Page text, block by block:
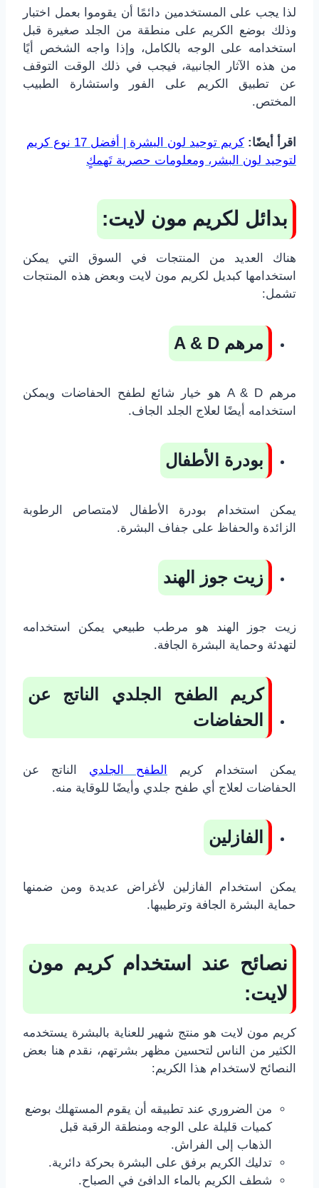
لذا يجب على المستخدمين دائمًا أن يقوموا بعمل اختبار
وذلك بوضع الكريم على منطقة من الجلد صغيرة قبل
استخدامه على الوجه بالكامل، وإذا واجه الشخص أيًا
من هذه الآثار الجانبية، فيجب في ذلك الوقت التوقف
عن تطبيق الكريم على الفور واستشارة الطبيب
المختص.
اقرأ أيضًا:
كريم توحيد لون البشرة | أفضل 17 نوع كريم
لتوحيد لون البشر، ومعلومات حصرية تَهمكٍ
بدائل لكريم مون لايت:
هناك العديد من المنتجات في السوق التي يمكن
استخدامها كبديل لكريم مون لايت وبعض هذه المنتجات
تشمل:
مرهم
مرهم A & D هو خيار شائع لطفح الحفاضات ويمكن
استخدامه أيضًا لعلاج الجلد الجاف.
بودرة الأطفال
يمكن استخدام بودرة الأطفال لامتصاص الرطوبة
الزائدة والحفاظ على جفاف البشرة.
زيت جوز الهند
زيت جوز الهند هو مرطب طبيعي يمكن استخدامه
لتهدئة وحماية البشرة الجافة.
كريم الطفح الجلدي الناتج عن
الحفاضات
يمكن استخدام كريم الطفح الجلدي الناتج عن
الحفاضات لعلاج أي طفح جلدي وأيضًا للوقاية منه.
الفازلين
يمكن استخدام الفازلين لأغراض عديدة ومن ضمنها
حماية البشرة الجافة وترطيبها.
نصائح عند استخدام كريم مون
لايت:
كريم مون لايت هو منتج شهير للعناية بالبشرة يستخدمه
الكثير من الناس لتحسين مظهر بشرتهم، نقدم هنا بعض
النصائح لاستخدام هذا الكريم:
من الضروري عند تطبيقه أن يقوم المستهلك بوضع
كميات قليلة على الوجه ومنطقة الرقبة قبل
الذهاب إلى الفراش.
تدليك الكريم برفق على البشرة بحركة دائرية.
شطف الكريم بالماء الدافئ في الصباح.